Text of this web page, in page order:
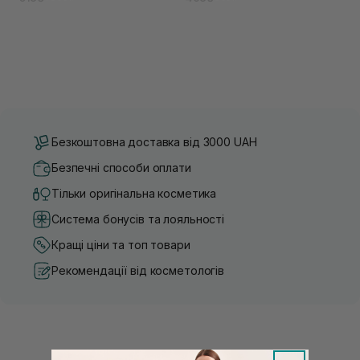
Безкоштовна доставка від 3000 UAH
Безпечні способи оплати
Тільки оригінальна косметика
Система бонусів та лояльності
Кращі ціни та топ товари
Рекомендації від косметологів